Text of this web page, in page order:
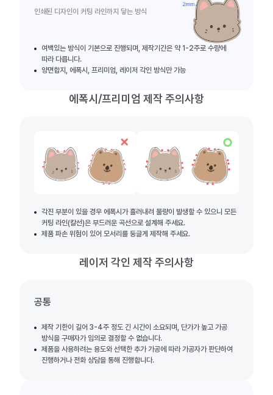
인쇄된 디자인이 커팅 라인까지 닿는 방식
여백있는 방식이 기본으로 진행되며, 제작기간은 약 1-2주로 수량에
따라 다릅니다.
양면합지, 에폭시, 프리미엄, 레이저 각인 방식만 가능
에폭시/프리미엄 제작 주의사항
각진 부분이 있을 경우 에폭시가 흘러내려 불량이 발생할 수 있으니 모든
커팅 라인(칼선)은 부드러운 곡선으로 설계해 주세요.
제품 파손 위험이 있어 모서리를 둥글게 제작해 주세요.
레이저 각인 제작 주의사항
공통
제작 기한이 길어 3-4주 정도 긴 시간이 소요되며, 단가가 높고 가공
방식을 구매자가 임의로 결정할 수 없습니다.
제품을 사용하려는 용도와 선택한 추가 가공에 따라 가공자가 판단하여
진행하거나 전화 상담을 통해 진행합니다.